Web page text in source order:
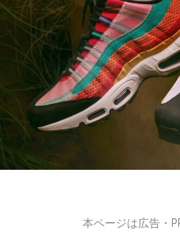
本ページは広告・